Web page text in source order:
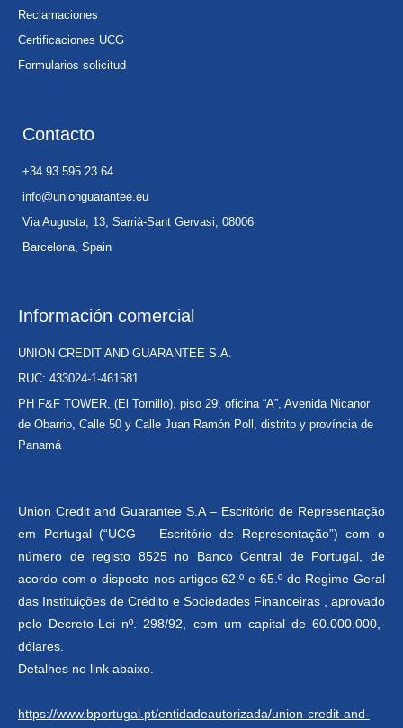
Reclamaciones
Certificaciones UCG
Formularios solicitud
Contacto
+34 93 595 23 64
info@unionguarantee.eu
Via Augusta, 13, Sarrià-Sant Gervasi, 08006
Barcelona, Spain
Información comercial
UNION CREDIT AND GUARANTEE S.A.
RUC: 433024-1-461581
PH F&F TOWER, (El Tornillo), piso 29, oficina “A”, Avenida Nicanor
de Obarrio, Calle 50 y Calle Juan Ramón Poll, distrito y província de
Panamá
Union Credit and Guarantee S.A – Escritório de Representação
em Portugal (“UCG – Escritório de Representação”) com o
número de registo 8525 no Banco Central de Portugal, de
acordo com o disposto nos artigos 62.º e 65.º do Regime Geral
das Instituições de Crédito e Sociedades Financeiras , aprovado
pelo Decreto-Lei nº. 298/92, com um capital de 60.000.000,-
dólares.
Detalhes no link abaixo.
https://www.bportugal.pt/entidadeautorizada/union-credit-and-